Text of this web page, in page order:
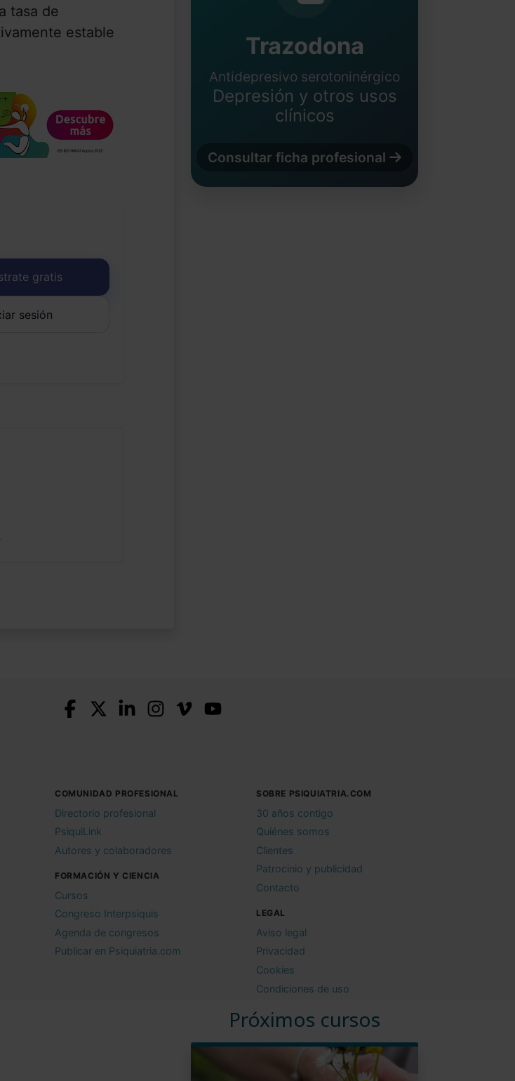
tasa de
estable
gratis
sesión
Trazodona
Antidepresivo serotoninérgico
Depresión y otros usos
clínicos
Consultar ficha profesional
Próximos cursos
COMUNIDAD PROFESIONAL
Directorio profesional
PsiquiLink
Autores y colaboradores
FORMACIÓN Y CIENCIA
Cursos
Congreso Interpsiquis
Agenda de congresos
Publicar en Psiquiatria.com
SOBRE PSIQUIATRIA.COM
30 años contigo
Quiénes somos
Clientes
Patrocinio y publicidad
Contacto
LEGAL
Aviso legal
Privacidad
Cookies
Condiciones de uso